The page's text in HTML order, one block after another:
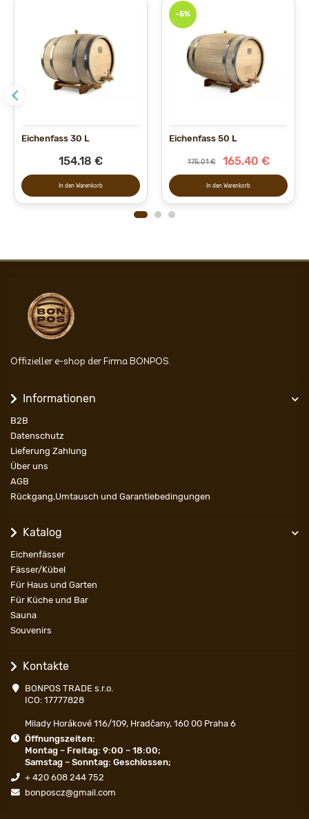
Eichenfass 30 L
154.18 €
In den Warenkorb
-5%
Eichenfass 50 L
175.01 € 165.40 €
In den Warenkorb
Offizieller e-shop der Firma BONPOS.
Informationen
B2B
Datenschutz
Lieferung Zahlung
Über uns
AGB
Rückgang,Umtausch und Garantiebedingungen
Katalog
Eichenfässer
Fässer/Kübel
Für Haus und Garten
Für Küche und Bar
Sauna
Souvenirs
Kontakte
BONPOS TRADE s.r.o.
ICO: 17777828
Milady Horákové 116/109, Hradčany, 160 00 Praha 6
Öffnungszeiten:
Montag – Freitag: 9:00 – 18:00;
Samstag – Sonntag: Geschlossen;
+ 420 608 244 752
bonposcz@gmail.com